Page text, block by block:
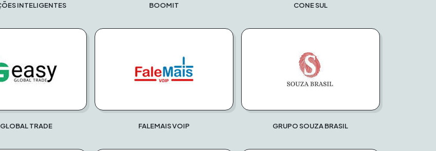
INTELIGENTES BOOMIT CONE SUL
GLOBAL TRADE FALEMAIS VOIP GRUPO SOUZA BRASIL